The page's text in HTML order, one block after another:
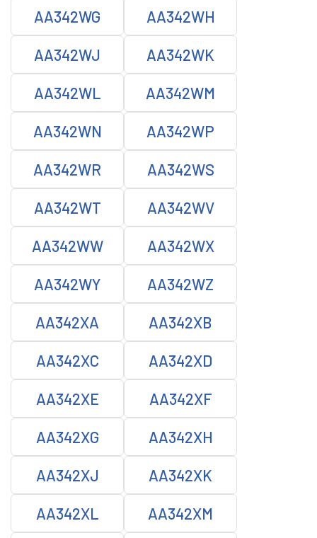
AA342WG AA342WH
AA342WJ AA342WK
AA342WL AA342WM
AA342WN AA342WP
AA342WR AA342WS
AA342WT AA342WV
AA342WW AA342WX
AA342WY AA342WZ
AA342XA AA342XB
AA342XC AA342XD
AA342XE AA342XF
AA342XG AA342XH
AA342XJ AA342XK
AA342XL AA342XM